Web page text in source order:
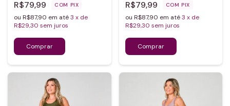
R$79,99
COM PIX
ou R$87,90 em até3 x de
R$29,30 sem juros
R$79,99
COM PIX
ou R$87,90 em até3 x de
R$29,30 sem juros